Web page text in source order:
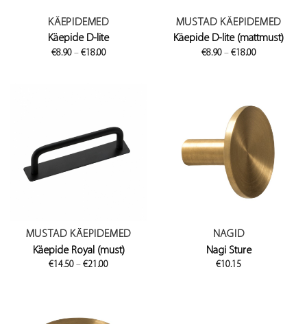
KÄEPIDEMED
Käepide D-lite
€8.90 – €18.00Price
MUSTAD KÄEPIDEMED
Käepide D-lite (mattmust)
€8.90 – €18.00Price
MUSTAD KÄEPIDEMED
Käepide Royal (must)
€ 14.50 – €21.00Price
NAGID
Nagi Sture
€ 10.15